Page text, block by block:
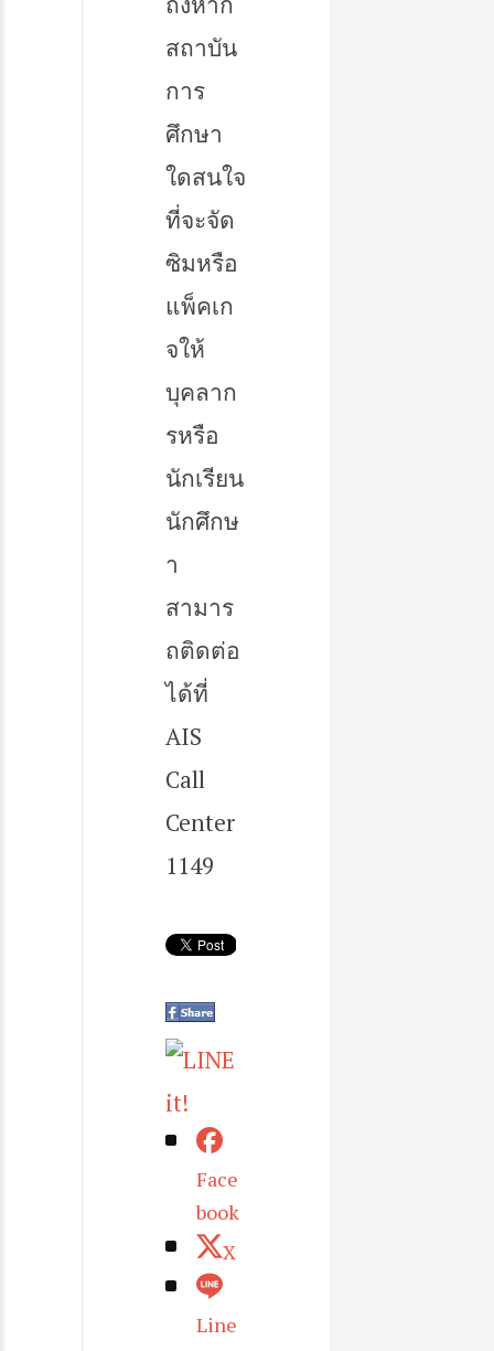
สถาบัน
การ
ศึกษา
ใดสนใจ
ที่จะจัด
ซิมหรือ
แพ็คเก
จให้
บุคลาก
รหรือ
นักเรียน
นักศึกษ
า
สามาร
ถติดต่อ
ได้ที่
AIS
Call
Center
1149
Face
book
X
Line